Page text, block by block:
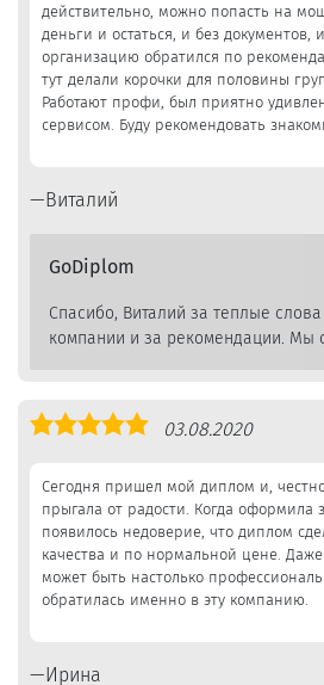
действительно, можно попасть на
деньги и остаться, и без документов,
организацию обратился по
тут делали корочки для половины
Работают профи, был приятно
сервисом. Буду рекомендовать
Виталий
GoDiplom
Спасибо, Виталий за теплые
компании и за рекомендации. Мы
Оценка
03.08.2020
Сегодня пришел мой диплом и,
прыгала от радости. Когда оформила
появилось недоверие, что диплом
качества и по нормальной цене.
может быть настолько
обратилась именно в эту компанию.
Ирина